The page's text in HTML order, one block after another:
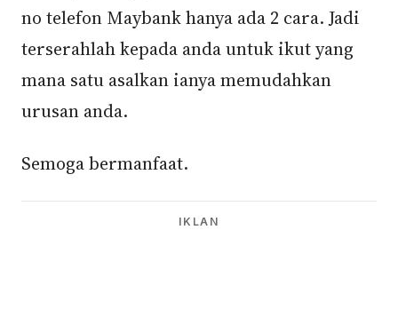
no telefon Maybank hanya ada 2 cara. Jadi
terserahlah kepada anda untuk ikut yang
mana satu asalkan ianya memudahkan
urusan anda.
Semoga bermanfaat.
IKLAN